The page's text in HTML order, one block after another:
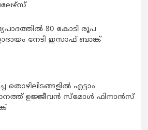
80 കോടി രൂപ
നേടി ഇസാഫ് ബാങ്ക്
തൊഴിലിടങ്ങളിൽ എട്ടാം
ഉജ്ജീവൻ സ്മോൾ ഫിനാൻസ്